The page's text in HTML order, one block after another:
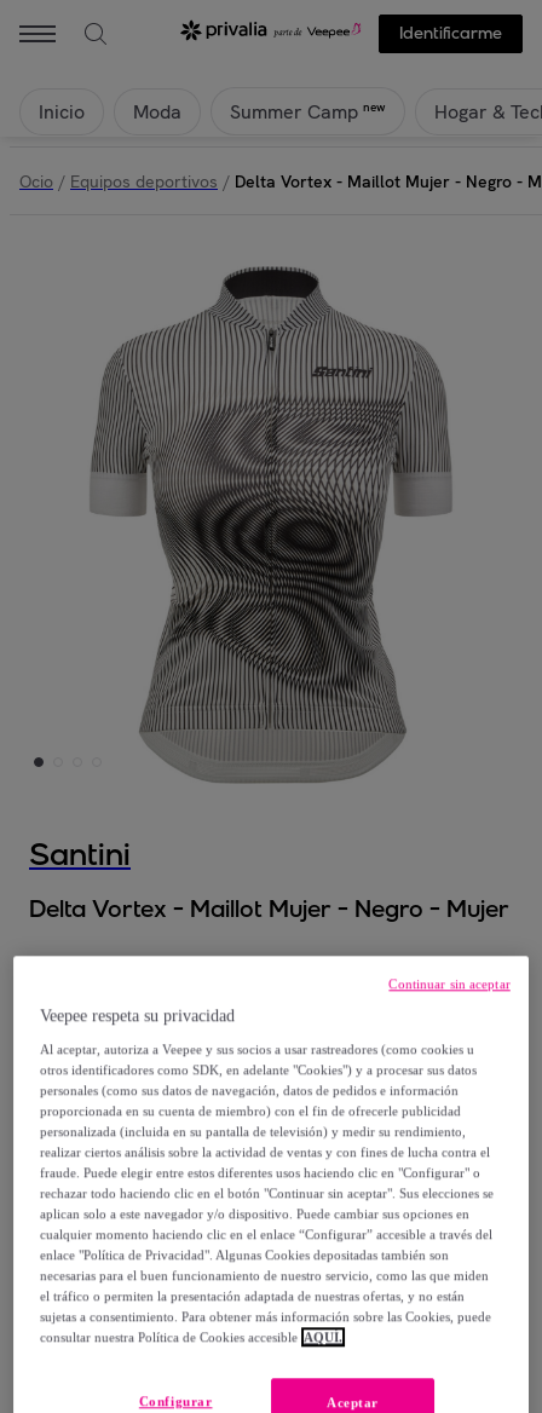
Identificarme
Inicio Moda Summer Camp new Hogar &
Ocio / Equipos deportivos / Delta Vortex - Maillot Mujer - Negro -
Santini
Delta Vortex - Maillot Mujer - Negro - Mujer
100, €
-65%
Vendido porSantini Cycling Wear
Entrega
Entrega desde6,05 €
Entrega: Entre el20/08y el23/08
¿Cómo funciona?
Veepee respeta su privacidad
Al aceptar, autoriza a Veepee y sus socios a usar rastreadores (como cookies u
otros identificadores como SDK, en adelante "Cookies") y a procesar sus datos
personales (como sus datos de navegación, datos de pedidos e información
proporcionada en su cuenta de miembro) con el fin de ofrecerle publicidad
personalizada (incluida en su pantalla de televisión) y medir su rendimiento,
realizar ciertos análisis sobre la actividad de ventas y con fines de lucha contra el
fraude. Puede elegir entre estos diferentes usos haciendo clic en "Configurar" o
rechazar todo haciendo clic en el botón "Continuar sin aceptar". Sus elecciones se
aplican solo a este navegador y/o dispositivo. Puede cambiar sus opciones en
cualquier momento haciendo clic en el enlace “Configurar” accesible a través del
enlace "Política de Privacidad". Algunas Cookies depositadas también son
necesarias para el buen funcionamiento de nuestro servicio, como las que miden
el tráfico o permiten la presentación adaptada de nuestras ofertas, y no están
sujetas a consentimiento. Para obtener más información sobre las Cookies, puede
consultar nuestra Política de Cookies accesible AQUÍ.
Aceptar
Configurar
Continuar sin aceptar